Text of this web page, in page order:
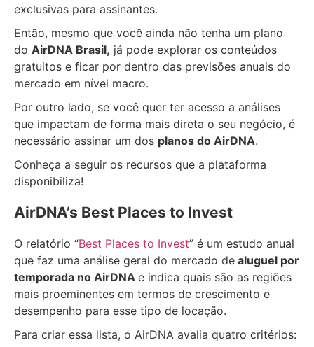
exclusivas para assinantes.
Então, mesmo que você ainda não tenha um plano
do AirDNA Brasil, já pode explorar os conteúdos
gratuitos e ficar por dentro das previsões anuais do
mercado em nível macro.
Por outro lado, se você quer ter acesso a análises
que impactam de forma mais direta o seu negócio, é
necessário assinar um dos planos do AirDNA.
Conheça a seguir os recursos que a plataforma
disponibiliza!
AirDNA’s Best Places to Invest
O relatório “Best Places to Invest” é um estudo anual
que faz uma análise geral do mercado de aluguel por
temporada no AirDNA e indica quais são as regiões
mais proeminentes em termos de crescimento e
desempenho para esse tipo de locação.
Para criar essa lista, o AirDNA avalia quatro critérios: